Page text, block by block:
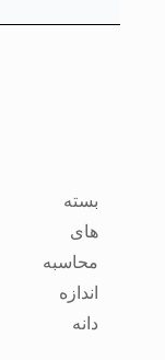
بسته
های
محاسبه
اندازه
دانه